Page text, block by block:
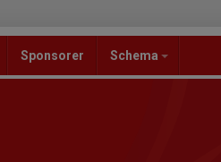
Sponsorer Schema